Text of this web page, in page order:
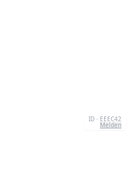
ID · EEEC42
Melden